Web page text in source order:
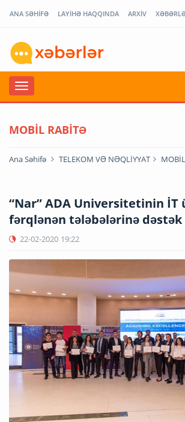
ANA SƏHİFƏ LAYİHƏ HAQQINDA ARXİV
MOBİL RABİTƏ
Ana Səhifə TELEKOM VƏ NƏQLİYYAT
“Nar” ADA Universitetinin İT
fərqlənən tələbələrinə
22-02-2020 19:22